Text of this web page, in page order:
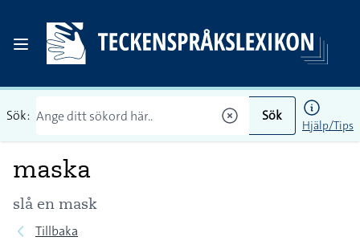
Sök: Sök
Hjälp/Tips
maska
slå en mask
Tillbaka